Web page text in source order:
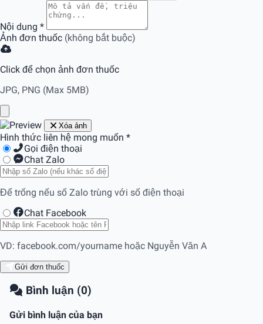
Nội dung *
Ảnh đơn thuốc (không bắt buộc)
Click để chọn ảnh đơn thuốc
JPG, PNG (Max 5MB)
Xóa ảnh
Hình thức liên hệ mong muốn *
Gọi điện thoại
Chat Zalo
Để trống nếu số Zalo trùng với số điện thoại
Chat Facebook
VD: facebook.com/yourname hoặc Nguyễn Văn A
Gửi đơn thuốc
Bình luận (0)
Gửi bình luận của bạn